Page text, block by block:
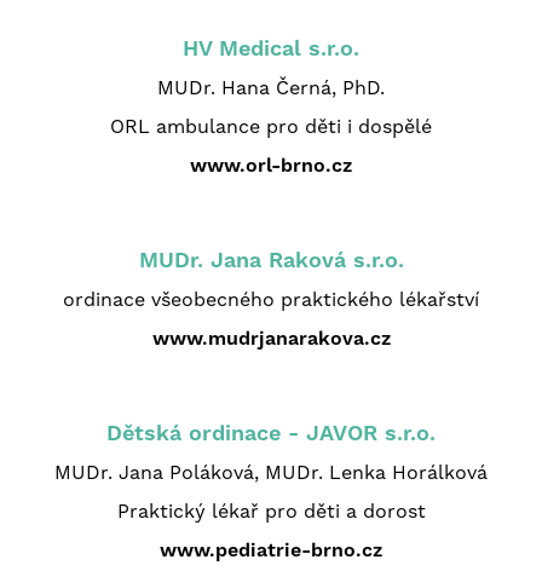
HV Medical s.r.o.
MUDr. Hana Černá, PhD.
ORL ambulance pro děti i dospělé
www.orl-brno.cz
MUDr. Jana Raková s.r.o.
ordinace všeobecného praktického lékařství
www.mudrjanarakova.cz
Dětská ordinace - JAVOR s.r.o.
MUDr. Jana Poláková, MUDr. Lenka Horálková
Praktický lékař pro děti a dorost
www.pediatrie-brno.cz